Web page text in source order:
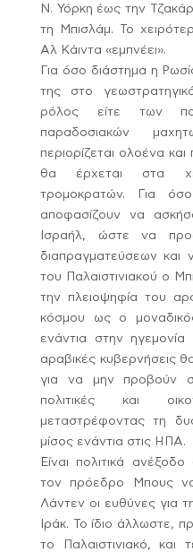
Ν. Υόρκη έως την
τη Μπισλάμ. Το
Αλ Κάιντα «εμπνέει».
Για όσο διάστημα η
της στο
ρόλος είτε των
παραδοσιακών
περιορίζεται ολοένα και
θα έρχεται στα
τρομοκρατών. Για
αποφασίζουν να
Ισραήλ, ώστε να
διαπραγματεύσεων και
του Παλαιστινιακού ο
την πλειοψηφία του
κόσμου ως ο
ενάντια στην
αραβικές κυβερνήσεις
για να μην προβούν
πολιτικές και
μεταστρέφοντας τη
μίσος ενάντια στις ΗΠΑ.
Είναι πολιτικά
τον πρόεδρο Μπους να
Λάντεν οι ευθύνες για
Ιράκ. Το ίδιο άλλωστε,
το Παλαιστινιακό, και